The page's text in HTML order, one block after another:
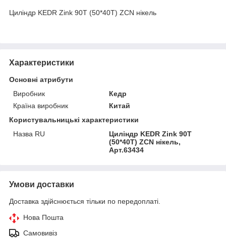
Циліндр KEDR Zink 90T (50*40T) ZCN нікель
Характеристики
Основні атрибути
Виробник
Кедр
Країна виробник
Китай
Користувальницькі характеристики
Назва RU
Циліндр KEDR Zink 90T
(50*40T) ZCN нікель,
Арт.63434
Умови доставки
Доставка здійснюється тільки по передоплаті.
Нова Пошта
Самовивіз